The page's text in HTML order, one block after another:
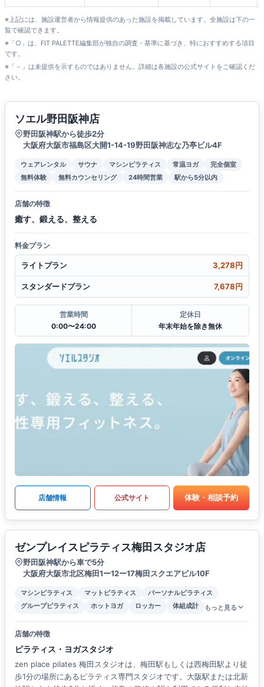
※上記には、施設運営者から情報提供のあった施設を掲載しています。全施設は下の一
覧で確認できます。
※「○」は、FIT PALETTE編集部が独自の調査・基準に基づき、特におすすめする項目
です。
※「－」は未提供を示すものではありません。詳細は各施設の公式サイトをご確認くだ
さい。
ソエル野田阪神店
野田阪神駅から徒歩2分
大阪府大阪市福島区大開1-14-19野田阪神志な乃亭ビル4F
ウェアレンタル サウナ マシンピラティス 常温ヨガ
完全個室
無料体験
無料カウンセリング 24時間営業 駅から5分以内
店舗の特徴
癒す、鍛える、整える
料金プラン
ライトプラン 3,278円
スタンダードプラン 7,678円
営業時間
0:00〜24:00
定休日
年末年始を除き無休
店舗情報 公式サイト 体験・相談予約
ゼンプレイスピラティス梅田スタジオ店
野田阪神駅から車で5分
大阪府大阪市北区梅田1ー12ー17梅田スクエアビル10F
マシンピラティス マットピラティス
パーソナルピラティス
グループピラティス
ホットヨガ ロッカー 体組成計 もっと見る
店舗の特徴
ピラティス・ヨガスタジオ
zen place pilates 梅田スタジオは、梅田駅もしくは西梅田駅より徒
歩1分の場所にあるピラティス専門スタジオです。大阪駅または北新